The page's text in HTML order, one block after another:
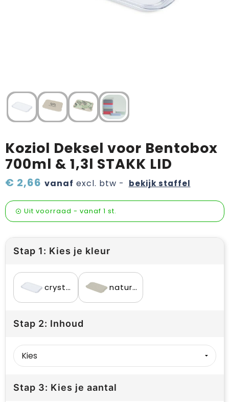
Zomerpakketten
Koziol Deksel voor Bentobox
700ml & 1,3l STAKK LID
€ 2,66 vanaf excl. btw - bekijk staffel
Uit voorraad - vanaf 1 st.
Stap 1: Kies je kleur
crystal clear nature desert sand
Stap 2: Inhoud
Stap 3: Kies je aantal